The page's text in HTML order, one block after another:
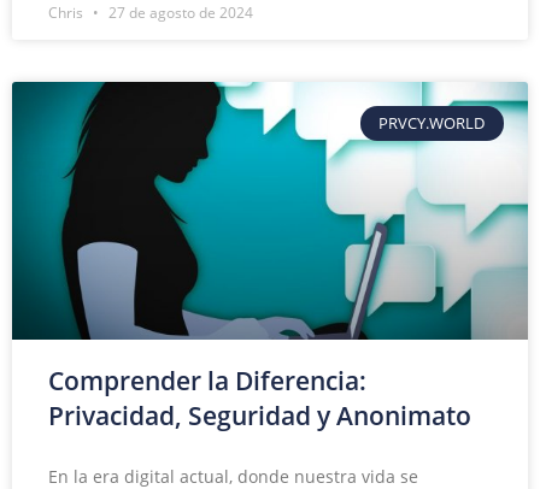
Chris 27 de agosto de 2024
PRVCY.WORLD
Comprender la Diferencia:
Privacidad, Seguridad y Anonimato
En la era digital actual, donde nuestra vida se